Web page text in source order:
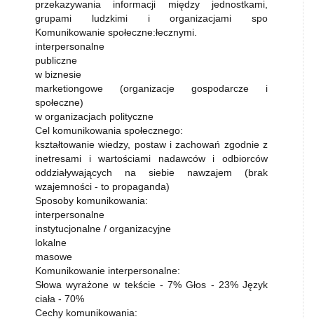
przekazywania informacji między jednostkami,
grupami ludzkimi i organizacjami spo
Komunikowanie społeczne:łecznymi.
interpersonalne
publiczne
w biznesie
marketiongowe (organizacje gospodarcze i
społeczne)
w organizacjach polityczne
Cel komunikowania społecznego:
kształtowanie wiedzy, postaw i zachowań zgodnie z
inetresami i wartościami nadawców i odbiorców
oddziaływających na siebie nawzajem (brak
wzajemności - to propaganda)
Sposoby komunikowania:
interpersonalne
instytucjonalne / organizacyjne
lokalne
masowe
Komunikowanie interpersonalne:
Słowa wyrażone w tekście - 7% Głos - 23% Język
ciała - 70%
Cechy komunikowania: